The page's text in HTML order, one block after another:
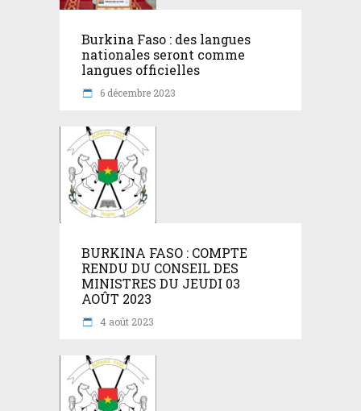
Burkina Faso : des langues
nationales seront comme
langues officielles
6 décembre 2023
BURKINA FASO : COMPTE
RENDU DU CONSEIL DES
MINISTRES DU JEUDI 03
AOÛT 2023
4 août 2023